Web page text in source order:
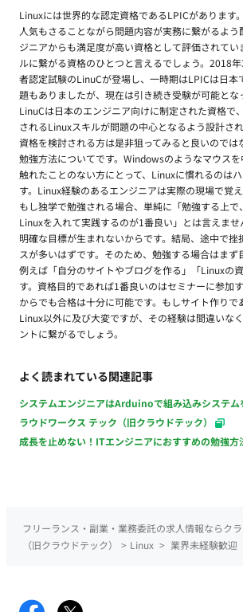
Linuxには世界的な認定資格であるLPICがあります
人気もさることながら問題内容が実務に繋がるよ
ジニアからも満足度が高い資格として評価されてい
ルに繋がる資格のひとつと言えるでしょう。2018
者認定試験のLinuCが登場し、一時期はLPICは日本
題もありましたが、現在は引き続き受験が可能とな
LinuCは日本のエンジニア向けに制定された資格で
されるLinuxスキルが問題の中心となるよう設計さ
資格を検討される方は是非狙ってみると良いのでは
勉強方法についてです。Windowsのようなマウス
触れたことのない方にとって、Linuxに慣れるのは
す。Linux経験のあるエンジニアは実際の現場で覚え
もし独学で勉強される場合、単純に「勉強する上で
Linuxを入れて実践するのが1番良い」とは言えま
明確な目標が生まれないからです。結局、途中で挫
スが多いはずです。そのため、勉強する場合はまず
例えば「自分のサイトやブログを作る」「Linuxの
す。資格目的であれば1番良いのはセミナーに参加
からでも合格は十分に可能です。もしサイト作りで
Linux以外に及び大変ですが、その経験は間違いな
ントに繋がるでしょう。
よく読まれている関連記事
システムエンジニアはArduinoで組み込みシステム
ラウドワークス テック（旧クラウドテック）
成長を止めない！ITエンジニアにおすすめの勉強方
フリーランス・副業・業務委託の求人情報ならク
（旧クラウドテック）
> Linux > 業界未経験歓迎